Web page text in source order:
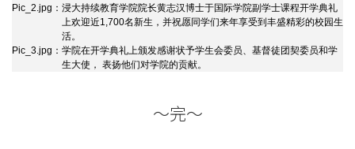
Pic_2.jpg： 浸大持续教育学院院长黄志汉博士于国际学院副学士课程开学典礼
上欢迎近1,700名新生，并祝愿同学们来年享受到丰盛精彩的校园生
活。
Pic_3.jpg： 学院在开学典礼上颁发感谢状予学生会委员、基督徒团契委员和学
生大使， 表扬他们对学院的贡献。
～完～